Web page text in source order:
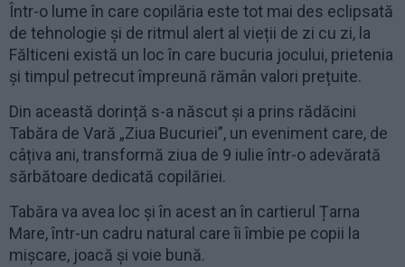
Într-o lume în care copilăria este tot mai des eclipsată
de tehnologie și de ritmul alert al vieții de zi cu zi, la
Fălticeni există un loc în care bucuria jocului, prietenia
și timpul petrecut împreună rămân valori prețuite.
Din această dorință s-a născut și a prins rădăcini
Tabăra de Vară „Ziua Bucuriei”, un eveniment care, de
câțiva ani, transformă ziua de 9 iulie într-o adevărată
sărbătoare dedicată copilăriei.
Tabăra va avea loc și în acest an în cartierul Țarna
Mare, într-un cadru natural care îi îmbie pe copii la
mișcare, joacă și voie bună.